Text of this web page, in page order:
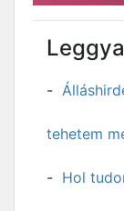
tehetem
Hol